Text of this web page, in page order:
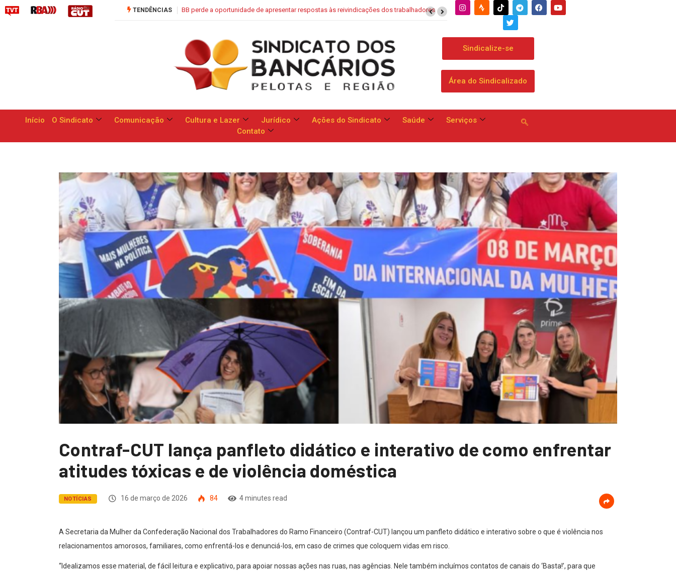
TENDÊNCIAS
de apresentar respostas às reivindicações dos trabalhadores Saúde Caixa: Banco apresenta proposta que chega a dobrar mensalidade
Sindicalize-se
Área do Sindicalizado
Início O Sindicato Comunicação Cultura e Lazer Jurídico Ações do Sindicato Saúde
Serviços
Contato
Contraf-CUT lança panfleto didático e interativo de como enfrentar
atitudes tóxicas e de violência doméstica
NOTÍCIAS 16 de março de 2026 84 4 minutes read
A Secretaria da Mulher da Confederação Nacional dos Trabalhadores do Ramo Financeiro (Contraf-CUT) lançou um panfleto didático e interativo sobre o que é violência nos
relacionamentos amorosos, familiares, como enfrentá-los e denunciá-los, em caso de crimes que coloquem vidas em risco.
“Idealizamos esse material, de fácil leitura e explicativo, para apoiar nossas ações nas ruas, nas agências. Nele também incluímos contatos de canais do ‘Basta!’, para que